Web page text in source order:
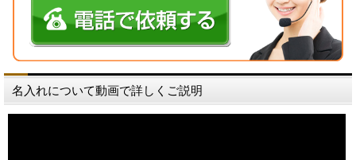
名入れについて動画で詳しくご説明